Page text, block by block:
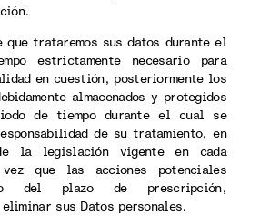
trataremos sus datos durante el
estrictamente necesario para
en cuestión, posteriormente los
almacenados y protegidos
de tiempo durante el cual se
de su tratamiento, en
la legislación vigente en cada
vez que las acciones potenciales
del plazo de prescripción,
eliminar sus Datos personales.